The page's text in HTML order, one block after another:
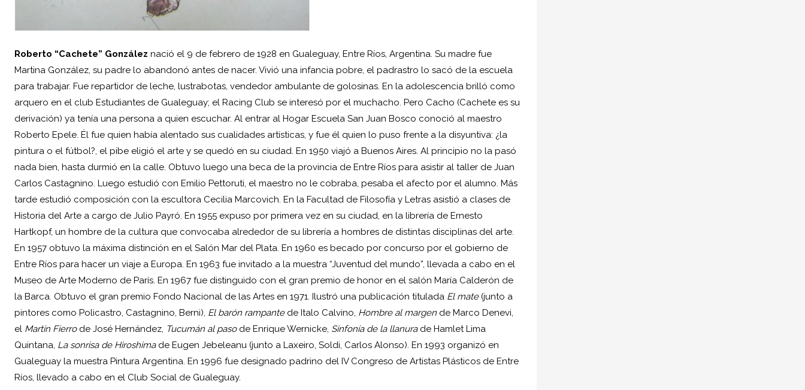
Roberto “Cachete” González nació el 9 de febrero de 1928 en Gualeguay, Entre Ríos, Argentina. Su madre fue
Martina González, su padre lo abandonó antes de nacer. Vivió una infancia pobre, el padrastro lo sacó de la escuela
para trabajar. Fue repartidor de leche, lustrabotas, vendedor ambulante de golosinas. En la adolescencia brilló como
arquero en el club Estudiantes de Gualeguay; el Racing Club se interesó por el muchacho. Pero Cacho (Cachete es su
derivación) ya tenía una persona a quien escuchar. Al entrar al Hogar Escuela San Juan Bosco conoció al maestro
Roberto Epele. Él fue quien había alentado sus cualidades artísticas, y fue él quien lo puso frente a la disyuntiva: ¿la
pintura o el fútbol?, el pibe eligió el arte y se quedó en su ciudad. En 1950 viajó a Buenos Aires. Al principio no la pasó
nada bien, hasta durmió en la calle. Obtuvo luego una beca de la provincia de Entre Ríos para asistir al taller de Juan
Carlos Castagnino. Luego estudió con Emilio Pettoruti, el maestro no le cobraba, pesaba el afecto por el alumno. Más
tarde estudió composición con la escultora Cecilia Marcovich. En la Facultad de Filosofía y Letras asistió a clases de
Historia del Arte a cargo de Julio Payró. En 1955 expuso por primera vez en su ciudad, en la librería de Ernesto
Hartkopf, un hombre de la cultura que convocaba alrededor de su librería a hombres de distintas disciplinas del arte.
En 1957 obtuvo la máxima distinción en el Salón Mar del Plata. En 1960 es becado por concurso por el gobierno de
Entre Ríos para hacer un viaje a Europa. En 1963 fue invitado a la muestra “Juventud del mundo”, llevada a cabo en el
Museo de Arte Moderno de París. En 1967 fue distinguido con el gran premio de honor en el salón María Calderón de
la Barca. Obtuvo el gran premio Fondo Nacional de las Artes en 1971. Ilustró una publicación titulada El mate(junto a
pintores como Policastro, Castagnino, Berni), El barón rampantede Italo Calvino, Hombre al margen de Marco Denevi,
el Martín Fierrode José Hernández, Tucumán al pasode Enrique Wernicke, Sinfonía de la llanurade Hamlet Lima
Quintana, La sonrisa de Hiroshimade Eugen Jebeleanu (junto a Laxeiro, Soldi, Carlos Alonso). En 1993 organizó en
Gualeguay la muestra Pintura Argentina. En 1996 fue designado padrino del IV Congreso de Artistas Plásticos de Entre
Ríos, llevado a cabo en el Club Social de Gualeguay.